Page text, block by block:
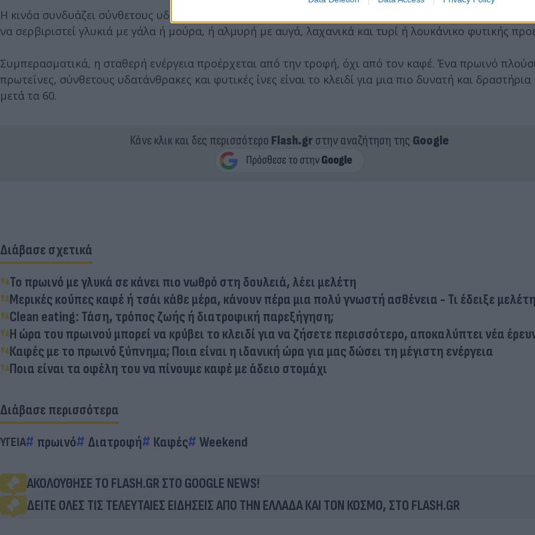
Η κινόα συνδυάζει σύνθετους υδατάνθρακες και πρωτεΐνη, παρέχοντας γρήγορη και σταθερή
να σερβιριστεί γλυκιά με γάλα ή μούρα, ή αλμυρή με αυγά, λαχανικά και τυρί ή λουκάνικο φυτικής
Συμπερασματικά, η σταθερή ενέργεια προέρχεται από την τροφή, όχι από τον καφέ. Ένα πρωινό
πρωτεΐνες, σύνθετους υδατάνθρακες και φυτικές ίνες είναι το κλειδί για μια πιο δυνατή και
μετά τα 60.
Κάνε κλικ και δες περισσότερο Flash.grστην αναζήτηση της Google
Διάβασε σχετικά
Το πρωινό με γλυκά σε κάνει πιο νωθρό στη δουλειά, λέει μελέτη
Μερικές κούπες καφέ ή τσάι κάθε μέρα, κάνουν πέρα μια πολύ γνωστή ασθένεια - Τι έδειξε
Clean eating: Τάση, τρόπος ζωής ή διατροφική παρεξήγηση;
Η ώρα του πρωινού μπορεί να κρύβει το κλειδί για να ζήσετε περισσότερο, αποκαλύπτει νέα
Καφές με το πρωινό ξύπνημα; Ποια είναι η ιδανική ώρα για μας δώσει τη μέγιστη ενέργεια
Ποια είναι τα οφέλη του να πίνουμε καφέ με άδειο στομάχι
Διάβασε περισσότερα
ΥΓΕΙΑ πρωινό Διατροφή Καφές Weekend
ΑΚΟΛΟΥΘΗΣΕ ΤΟ FLASH.GR ΣΤΟ GOOGLE NEWS!
ΔΕΙΤΕ ΟΛΕΣ ΤΙΣ ΤΕΛΕΥΤΑΙΕΣ ΕΙΔΗΣΕΙΣ ΑΠΟ ΤΗΝ ΕΛΛΑΔΑ ΚΑΙ ΤΟΝ ΚΟΣΜΟ, ΣΤΟ FLASH.GR